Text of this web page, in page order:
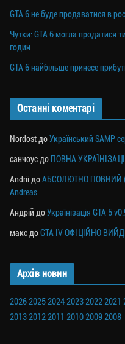
GTA 6 не буде продаватися в
Чутки: GTA 6 могла продатися
годин
GTA 6 найбільше принесе
Останні коментарі
NordostдоУкраїнський SAMP
санчоусдо ПОВНА
AndriiдоАБСОЛЮТНО ПОВНИЙ
Andreas
Андрій доУкраїнізація GTA 5
максдоGTA IV ОФІЦІЙНО
Архів новин
202620252024202320222021
201320122011 201020092008